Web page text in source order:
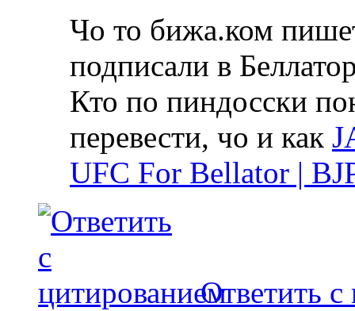
Чо то бижа.ком
подписали в
Кто по пиндосски
перевести, чо и как
UFC For Bellator |
Ответить с